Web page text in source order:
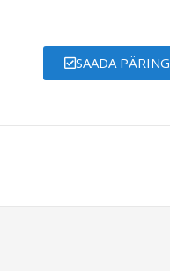
SAADA PÄRING